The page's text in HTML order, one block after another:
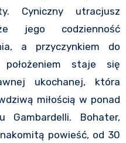
Cyniczny utracjusz
jego codzienność
a przyczynkiem do
staje się
ukochanej, która
miłością w ponad
Gambardelli. Bohater,
powieść, od 30